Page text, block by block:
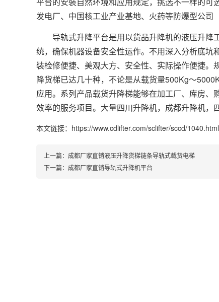
发电厂、中国核工业产业基地、火药等防爆型公司
导轨式升降平台是用以货品升降机的液压升降
统，确保机器设备安全性运作。不用深入分析底
裝检修便捷、美观大方、安全性、实际操作便捷
降货梯已达几十种，不论是从载货量500Kg～
应用。系列产品载货升降梯能够在加工厂、库房
效率的服务项目。大量四川升降机，成都升降机
本文链接：https://www.cdlifter.com/sclifter/sccd/1040.html
上一篇： 成都厂家直销液压升降货梯链条导轨式载货电梯
下一篇： 成都厂家直销导轨式升降机平台